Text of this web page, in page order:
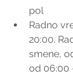
pol
Radno
20:00.
smene,
od 06:00